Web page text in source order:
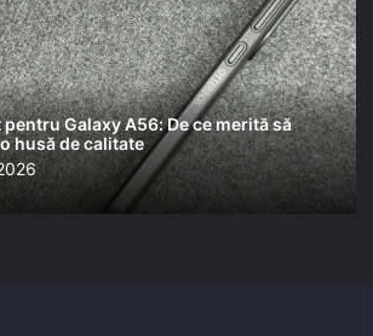
Galaxy A56: De ce merită să
husă de calitate